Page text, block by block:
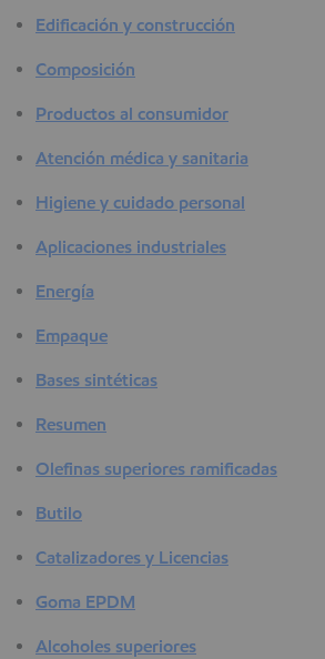
Edificación y construcción
Composición
Productos al consumidor
Atención médica y sanitaria
Higiene y cuidado personal
Aplicaciones industriales
Energía
Empaque
Bases sintéticas
Resumen
Olefinas superiores ramificadas
Butilo
Catalizadores y Licencias
Goma EPDM
Alcoholes superiores